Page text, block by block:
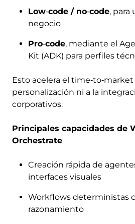
Low‑code / no‑code, para
negocio
Pro‑code, mediante el
Kit (ADK) para perfiles
Esto acelera el
personalización ni a la
corporativos.
Principales capacidades de
Orchestrate
Creación rápida de
interfaces visuales
Workflows deterministas
razonamiento